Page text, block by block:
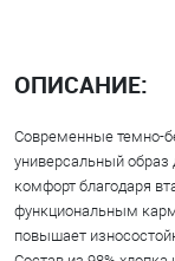
ОПИСАНИЕ:
Современные темно-
универсальный образ
комфорт благодаря
функциональным
повышает